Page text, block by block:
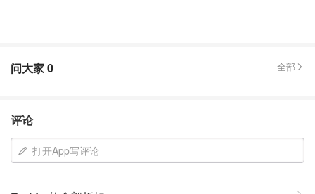
问大家0 全部
评论
打开App写评论